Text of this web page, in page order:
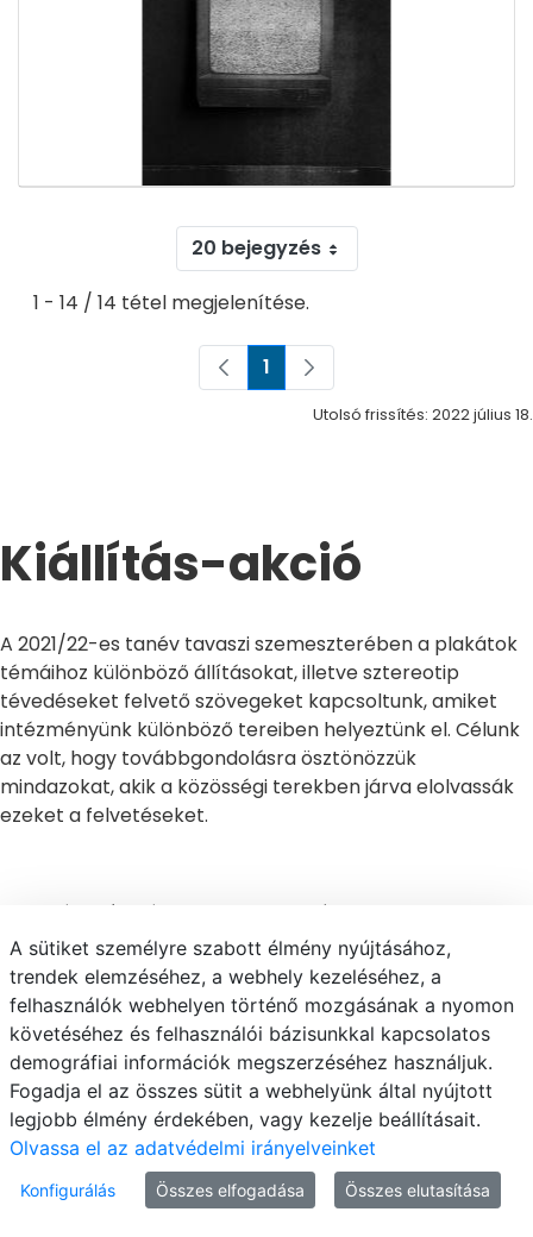
20 bejegyzés
1 - 14 / 14 tétel megjelenítése.
Oldal
1
Utolsó frissítés: 2022 július 18.
Kiállítás-akció
A 2021/22-es tanév tavaszi szemeszterében a plakátok
témáihoz különböző állításokat, illetve sztereotip
tévedéseket felvető szövegeket kapcsoltunk, amiket
intézményünk különböző tereiben helyeztünk el. Célunk
az volt, hogy továbbgondolásra ösztönözzük
mindazokat, akik a közösségi terekben járva elolvassák
ezeket a felvetéseket.
Kiállítás-akció
Utolsó frissítés 2022.07.18.
0 Mappák
13 Képek
Médiatár
A sütiket személyre szabott élmény nyújtásához,
trendek elemzéséhez, a webhely kezeléséhez, a
felhasználók webhelyen történő mozgásának a nyomon
követéséhez és felhasználói bázisunkkal kapcsolatos
demográfiai információk megszerzéséhez használjuk.
Fogadja el az összes sütit a webhelyünk által nyújtott
legjobb élmény érdekében, vagy kezelje beállításait.
Olvassa el az adatvédelmi irányelveinket
Konfigurálás Összes elfogadása Összes elutasítása